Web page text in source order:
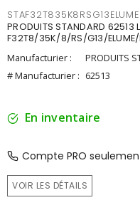
PRODUITS STANDARD 62513
F32T8/35K/8/RS/G13/ELUME/
Manufacturier :
PRODUITS
# Manufacturier : 62513
En inventaire
Compte PRO
VOIR LES DÉTAILS